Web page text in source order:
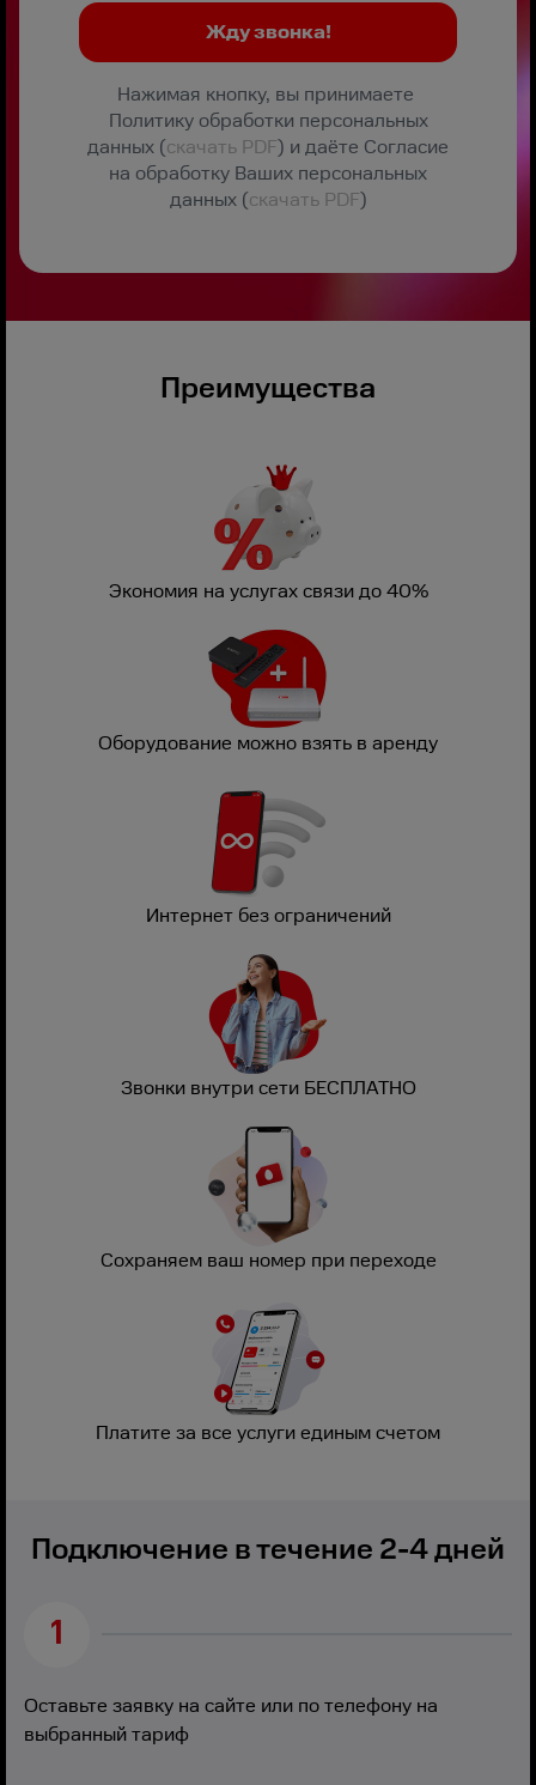
Нажимая кнопку, вы принимаете
Политику обработки персональных
данных (скачать PDF) и даёте Согласие
на обработку Ваших персональных
данных (скачать PDF)
Преимущества
Экономия на услугах связи до 40%
Оборудование можно взять в аренду
Интернет без ограничений
Звонки внутри сети БЕСПЛАТНО
Сохраняем ваш номер при переходе
Платите за все услуги единым счетом
Подключение в течение 2-4 дней
1
Оставьте заявку на сайте или по телефону на
выбранный тариф